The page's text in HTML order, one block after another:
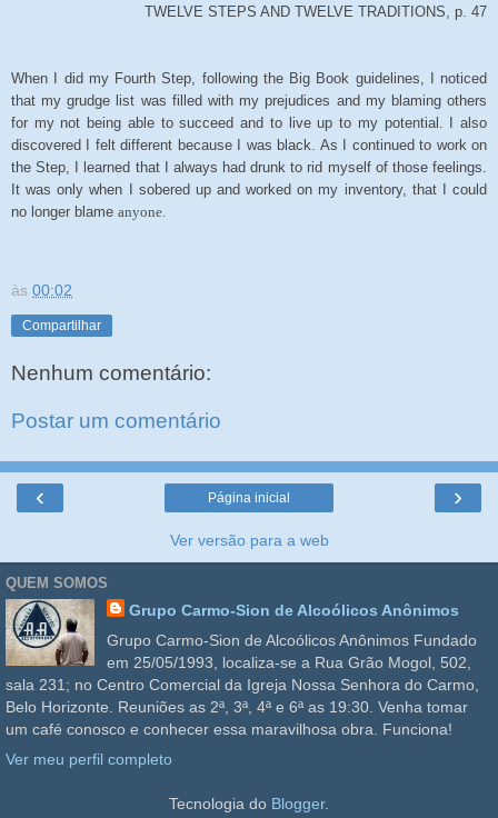
TWELVE STEPS AND TWELVE TRADITIONS, p. 47
When I did my Fourth Step, following the Big Book guidelines, I noticed
that my grudge list was filled with my prejudices and my blaming others
for my not being able to succeed and to live up to my potential. I also
discovered I felt different because I was black. As I continued to work on
the Step, I learned that I always had drunk to rid myself of those feelings.
It was only when I sobered up and worked on my inventory, that I could
no longer blame anyone.
às 00:02
Compartilhar
Nenhum comentário:
Postar um comentário
‹ ›
Página inicial
Ver versão para a web
QUEM SOMOS
Grupo Carmo-Sion de Alcoólicos Anônimos
Grupo Carmo-Sion de Alcoólicos Anônimos Fundado
em 25/05/1993, localiza-se a Rua Grão Mogol, 502,
sala 231; no Centro Comercial da Igreja Nossa Senhora do Carmo,
Belo Horizonte. Reuniões as 2ª, 3ª, 4ª e 6ª as 19:30. Venha tomar
um café conosco e conhecer essa maravilhosa obra. Funciona!
Ver meu perfil completo
Tecnologia do Blogger.